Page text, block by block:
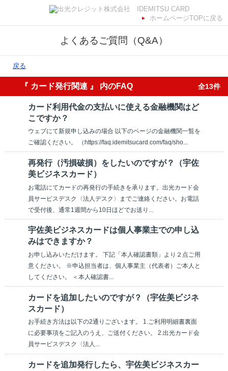
ホームページTOPに戻る
よくあるご質問（Q&A）
戻る
『 カード発行関連 』 内のFAQ 全13件
カード利用代金の支払いに使える金融機関はど
こですか？
ウェブにて新規申し込みの場合 以下のページの金融機関一覧を
ご確認ください。 （https://faq.idemitsucard.com/faq/sho...
再発行（汚損破損）をしたいのですが？（宇佐
美ビジネスカード）
お電話にてカードの再発行の手続きを承ります。出光カード会
員サービスデスク〈法人デスク〉までご連絡ください。お電話
で受付後、通常1週間から10日ほどでお送り...
宇佐美ビジネスカードは個人事業主での申し込
みはできますか？
お申し込みいただけます。 下記「本人確認書類」より２点ご用
意ください。 ※申込担当者は、個人事業主（代表者）ご本人と
してください。 ＜本人確認書...
カードを追加したいのですが？（宇佐美ビジネ
スカード）
お手続き方法は以下の2通りございます。 1.ご利用明細書裏面
に必要事項をご記入のうえ、ご送付ください。 2.出光カード会
員サービスデスク〈法人...
カードを追加発行したら、宇佐美ビジネスカー